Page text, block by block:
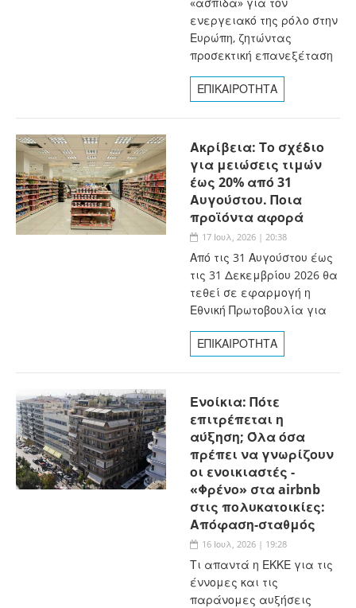
ενεργειακό της ρόλο στην
Ευρώπη, ζητώντας
προσεκτική επανεξέταση
ΕΠΙΚΑΙΡΟΤΗΤΑ
Ακρίβεια: Το σχέδιο
για μειώσεις τιμών
έως 20% από 31
Αυγούστου. Ποια
προϊόντα αφορά
17 Ιουλ, 2026 | 20:38
Από τις 31 Αυγούστου έως
τις 31 Δεκεμβρίου 2026 θα
τεθεί σε εφαρμογή η
Εθνική Πρωτοβουλία για
ΕΠΙΚΑΙΡΟΤΗΤΑ
Ενοίκια: Πότε
επιτρέπεται η
αύξηση; Όλα όσα
πρέπει να γνωρίζουν
οι ενοικιαστές -
«Φρένο» στα airbnb
στις πολυκατοικίες:
Απόφαση-σταθμός
16 Ιουλ, 2026 | 19:28
Τι απαντά η ΕΚΚΕ για τις
έννομες και τις
παράνομες αυξήσεις